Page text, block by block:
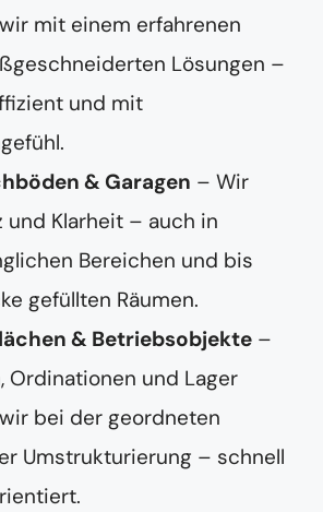
mit einem erfahrenen
Lösungen –
und mit
& Garagen – Wir
und Klarheit – auch in
Bereichen und bis
gefüllten Räumen.
& Betriebsobjekte –
Ordinationen und Lager
bei der geordneten
Umstrukturierung – schnell